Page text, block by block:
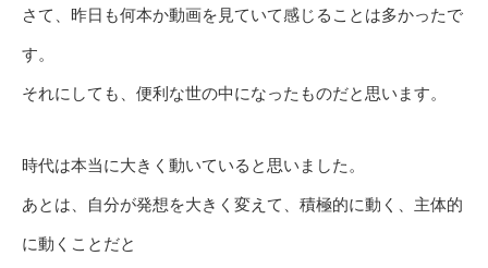
さて、昨日も何本か動画を見ていて感じることは多かったで
す。
それにしても、便利な世の中になったものだと思います。
時代は本当に大きく動いていると思いました。
あとは、自分が発想を大きく変えて、積極的に動く、主体的
に動くことだと